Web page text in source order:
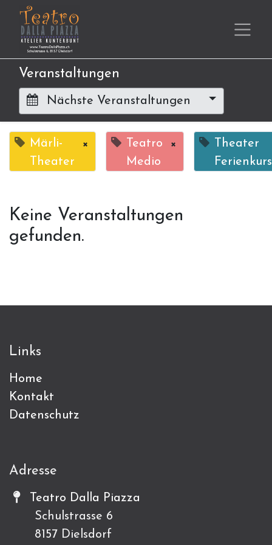
Veranstaltungen
Nächste Veranstaltungen
Märli-
Theater
×
Teatro
Medio
×
Theater
Ferienkurs
Keine Veranstaltungen
gefunden.
Links
Home
Kontakt
Datenschutz
Adresse
Teatro Dalla Piazza
Schulstrasse 6
8157 Dielsdorf